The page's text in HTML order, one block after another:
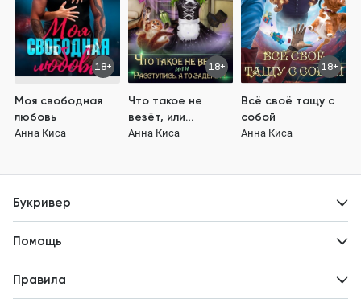
18+
Моя свободная
любовь
Анна Киса
18+
Что такое не
везёт, или
расступись, а то
Анна Киса
18+
Всё своё тащу с
собой
Анна Киса
Букривер
Новости
Помощь
Правила